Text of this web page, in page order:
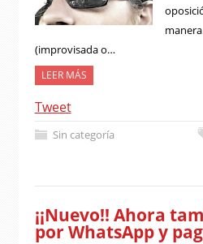
(improvisada o…
LEER MÁS
Tweet
Sin categoría
¡¡Nuevo!! Ahora
por WhatsApp y